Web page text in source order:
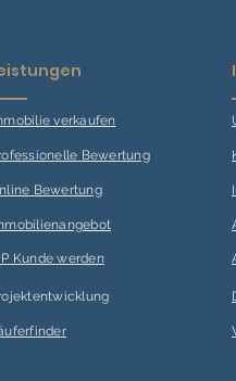
verkaufen
Bewertung
Bewertung
Kunde werden